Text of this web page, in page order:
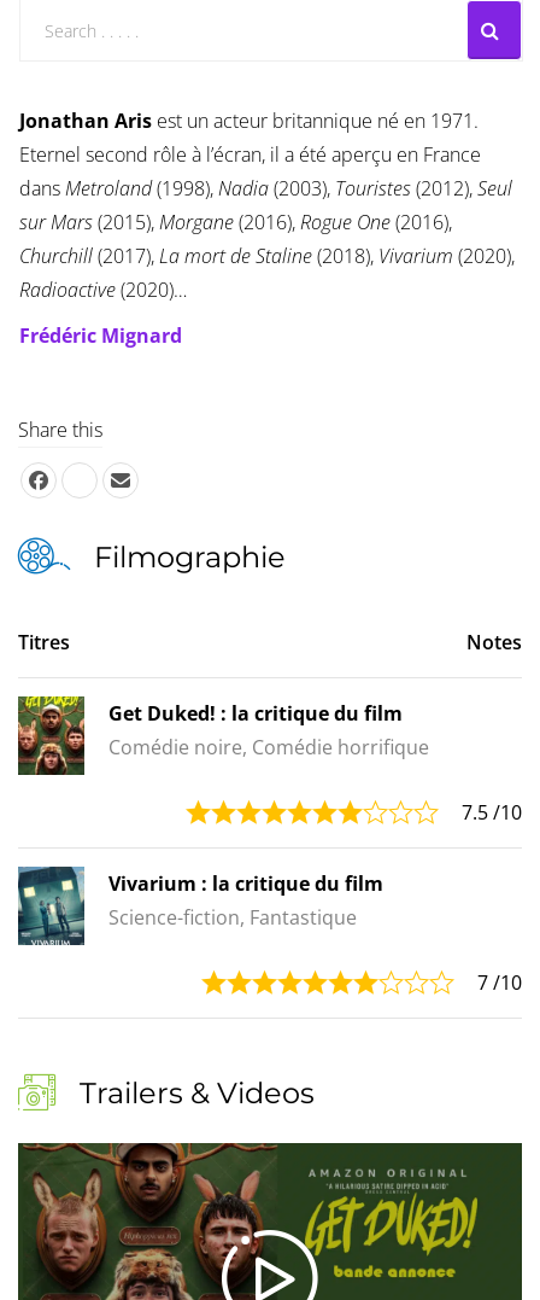
Jonathan Arisest un acteur britannique né en 1971.
Eternel second rôle à l’écran, il a été aperçu en France
dansMetroland(1998),Nadia(2003), Touristes(2012),Seul
sur Mars(2015),Morgane(2016),Rogue One(2016),
Churchill(2017),La mort de Staline(2018), Vivarium (2020),
Radioactive(2020)…
Frédéric Mignard
Share this
Filmographie
Titres Notes
Get Duked! : la critique du film
Comédie noire, Comédie horrifique
7.5/10
Vivarium : la critique du film
Science-fiction, Fantastique
7/10
Trailers & Videos